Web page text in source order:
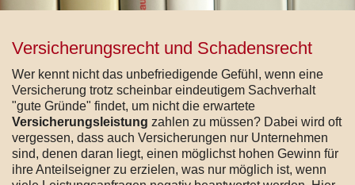
Versicherungsrecht und Schadensrecht
Wer kennt nicht das unbefriedigende Gefühl, wenn eine
Versicherung trotz scheinbar eindeutigem Sachverhalt
"gute Gründe" findet, um nicht die erwartete
Versicherungsleistung zahlen zu müssen? Dabei wird oft
vergessen, dass auch Versicherungen nur Unternehmen
sind, denen daran liegt, einen möglichst hohen Gewinn für
ihre Anteilseigner zu erzielen, was nur möglich ist, wenn